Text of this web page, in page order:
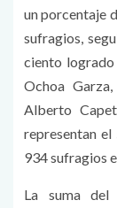
un porcentaje
sufragios,
ciento
Ochoa
Alberto
representan
934 sufragios
La suma del